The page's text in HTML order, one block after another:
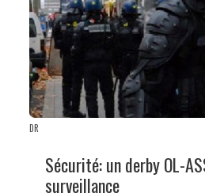
DR
Sécurité: un derby OL-
surveillance